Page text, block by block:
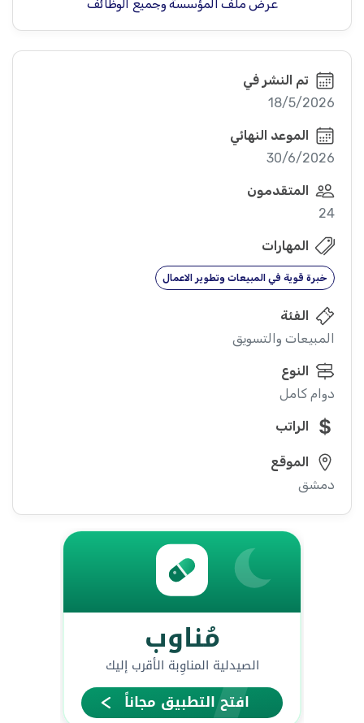
عرض ملف المؤسسة وجميع الوظائف
تم النشر في
18/5/2026
الموعد النهائي
30/6/2026
المتقدمون
24
المهارات
خبرة قوية في المبيعات وتطوير الاعمال
الفئة
المبيعات والتسويق
النوع
دوام كامل
الراتب
الموقع
دمشق